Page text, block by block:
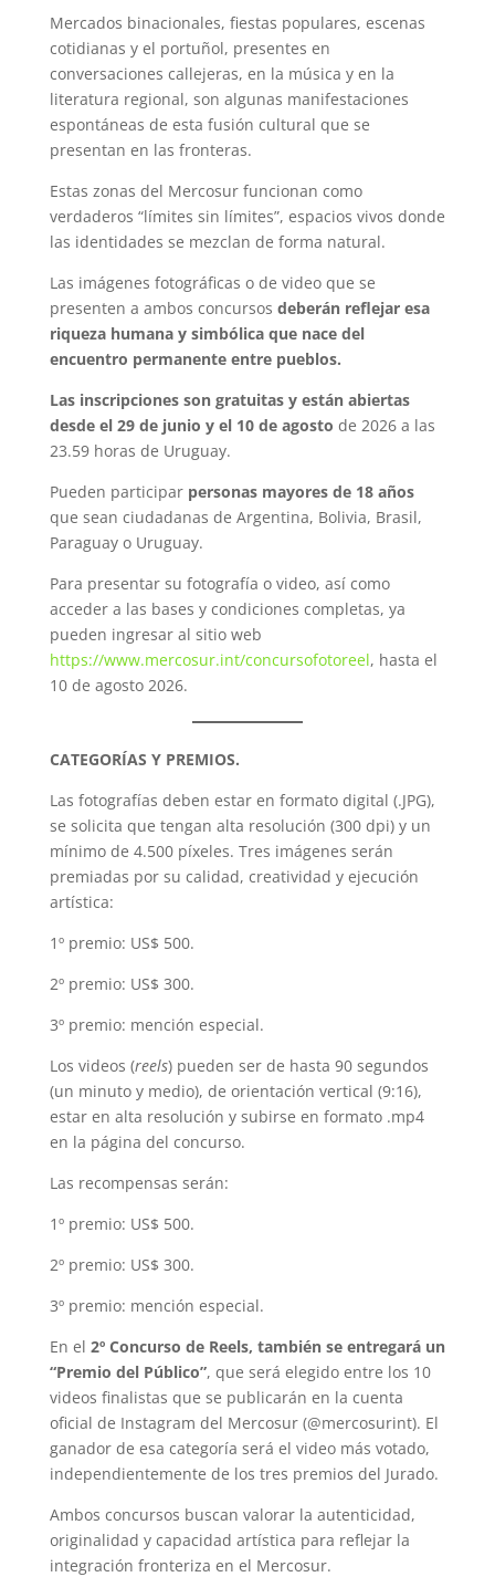
Mercados binacionales, fiestas populares, escenas
cotidianas y el portuñol, presentes en
conversaciones callejeras, en la música y en la
literatura regional, son algunas manifestaciones
espontáneas de esta fusión cultural que se
presentan en las fronteras.
Estas zonas del Mercosur funcionan como
verdaderos “límites sin límites”, espacios vivos donde
las identidades se mezclan de forma natural.
Las imágenes fotográficas o de video que se
presenten a ambos concursos deberán reflejar esa
riqueza humana y simbólica que nace del
encuentro permanente entre pueblos.
Las inscripciones son gratuitas y están abiertas
desde el 29 de junio y el 10 de agosto de 2026 a las
23.59 horas de Uruguay.
Pueden participar personas mayores de 18 años
que sean ciudadanas de Argentina, Bolivia, Brasil,
Paraguay o Uruguay.
Para presentar su fotografía o video, así como
acceder a las bases y condiciones completas, ya
pueden ingresar al sitio web
https://www.mercosur.int/concursofotoreel, hasta el
10 de agosto 2026.
CATEGORÍAS Y PREMIOS.
Las fotografías deben estar en formato digital (.JPG),
se solicita que tengan alta resolución (300 dpi) y un
mínimo de 4.500 píxeles. Tres imágenes serán
premiadas por su calidad, creatividad y ejecución
artística:
1º premio: US$ 500.
2º premio: US$ 300.
3º premio: mención especial.
Los videos (reels) pueden ser de hasta 90 segundos
(un minuto y medio), de orientación vertical (9:16),
estar en alta resolución y subirse en formato .mp4
en la página del concurso.
Las recompensas serán:
1º premio: US$ 500.
2º premio: US$ 300.
3º premio: mención especial.
En el 2º Concurso de Reels, también se entregará un
“Premio del Público”, que será elegido entre los 10
videos finalistas que se publicarán en la cuenta
oficial de Instagram del Mercosur (@mercosurint). El
ganador de esa categoría será el video más votado,
independientemente de los tres premios del Jurado.
Ambos concursos buscan valorar la autenticidad,
originalidad y capacidad artística para reflejar la
integración fronteriza en el Mercosur.